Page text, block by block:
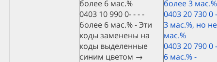
более 6 мас.%
0403 10 990 0- - - -
более 6 мас.% - Эти
коды заменены на
коды выделенные
синим цветом →
более 3 мас.%
0403 20 730 0
3 мас.%, но
мас.%
0403 20 790 0
6 мас.% -